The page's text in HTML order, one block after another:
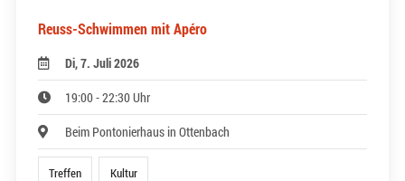
Reuss-Schwimmen mit Apéro
Di, 7. Juli 2026
19:00 - 22:30 Uhr
Beim Pontonierhaus in Ottenbach
Treffen Kultur